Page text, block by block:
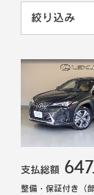
絞り込み
支払総額
整備・保証付き（